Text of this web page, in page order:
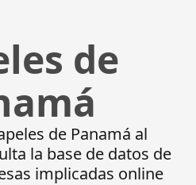
de
de Panamá al
la base de datos de
implicadas online